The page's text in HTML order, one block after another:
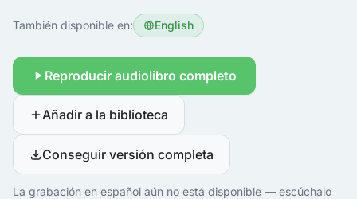
También disponible en: English
Reproducir audiolibro completo
Añadir a la biblioteca
Conseguir versión completa
La grabación en español aún no está disponible — escúchalo